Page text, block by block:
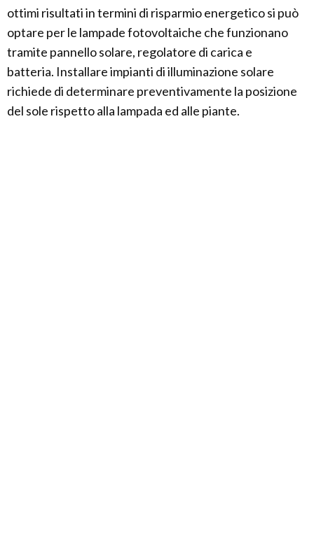
ottimi risultati in termini di risparmio energetico si può
optare per le lampade fotovoltaiche che funzionano
tramite pannello solare, regolatore di carica e
batteria. Installare impianti di illuminazione solare
richiede di determinare preventivamente la posizione
del sole rispetto alla lampada ed alle piante.